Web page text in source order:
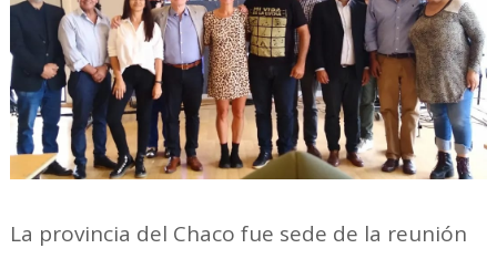
La provincia del Chaco fue sede de la reunión